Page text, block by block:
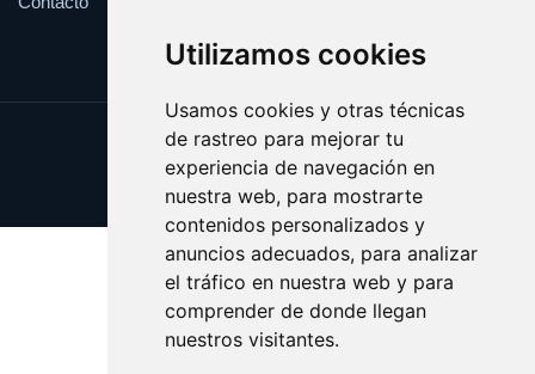
Utilizamos cookies
Usamos cookies y otras técnicas
de rastreo para mejorar tu
experiencia de navegación en
nuestra web, para mostrarte
contenidos personalizados y
anuncios adecuados, para analizar
el tráfico en nuestra web y para
comprender de donde llegan
nuestros visitantes.
Update cookies preferences
Copyright © 2025 ficcion.es